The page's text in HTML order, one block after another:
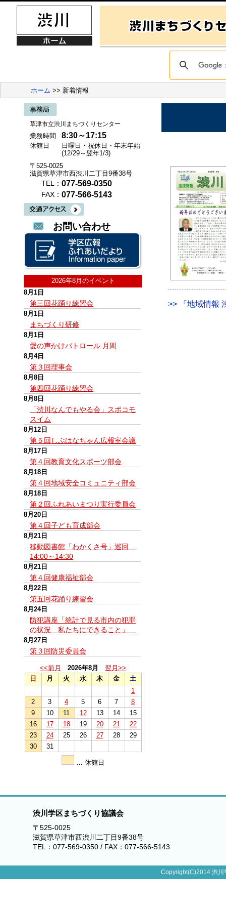
ホーム >> 新着情報
草津市立渋川まちづくりセンター
業務時間 8:30～17:15
休館日
日曜日・祝休日・年末年始
(12/29～翌年1/3)
〒525-0025
滋賀県草津市西渋川二丁目9番38号
TEL： 077-569-0350
FAX： 077-566-5143
お問い合わせ
2026年8月のイベント
8月1日
第三回花踊り練習会
8月1日
まちづくり研修
8月1日
愛の声かけパトロール 月間
8月4日
第３回理事会
8月8日
第四回花踊り練習会
8月8日
「渋川なんでもやる会」スポコモ
スイム
8月12日
第５回しぶはなちゃん広報室会議
8月17日
第４回教育文化スポーツ部会
8月18日
第４回地域安全コミュニティ部会
8月18日
第２回ふれあいまつり実行委員会
8月20日
第４回子ども育成部会
8月21日
移動図書館「わかくさ号」巡回
14:00～14:30
8月21日
第４回健康福祉部会
8月22日
第五回花踊り練習会
8月24日
防犯講座「統計で見る市内の犯罪
の状況 私たちにできること」
8月27日
第３回防災委員会
<<前月 2026年8月
翌月>>
日
月 火 水 木 金
土
1
2
3 4 5 6 7
8
9
10 11 12 13 14
15
16
17 18 19 20 21
22
23
24 25 26 27 28
29
30
31
… 休館日
>> 『地域情報
渋川学区まちづくり協議会
〒525-0025
滋賀県草津市西渋川二丁目9番38号
TEL：077-569-0350 / FAX：077-566-5143
Copyright(C)2014 渋川